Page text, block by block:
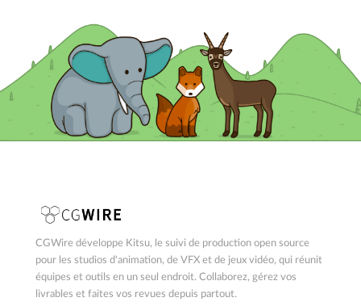
CGWire développe Kitsu, le suivi de production open source
pour les studios d'animation, de VFX et de jeux vidéo, qui réunit
équipes et outils en un seul endroit. Collaborez, gérez vos
livrables et faites vos revues depuis partout.